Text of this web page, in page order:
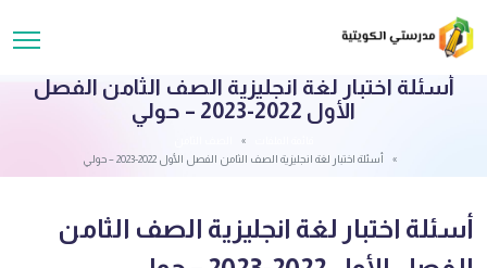
أسئلة اختبار لغة انجليزية الصف الثامن الفصل
الأول 2022-2023 – حولي
أسئلة اختبار لغة انجليزية الصف الثامن الفصل الأول 2022-2023 – حولي
أسئلة اختبار لغة انجليزية الصف الثامن